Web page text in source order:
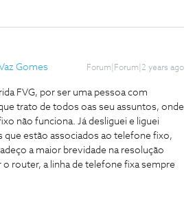
Gomes Forum|Forum|2 years ago
FVG, por ser uma pessoa com
trato de todos oas seu assuntos, onde
não funciona. Já desliguei e liguei
estão associados ao telefone fixo,
a maior brevidade na resolução
o router, a linha de telefone fixa sempre